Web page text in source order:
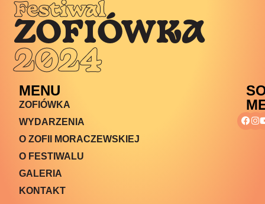
Festiwal
ZOFIÓWKA
2024
MENU
ZOFIÓWKA
WYDARZENIA
O ZOFII MORACZEWSKIEJ
O FESTIWALU
GALERIA
KONTAKT